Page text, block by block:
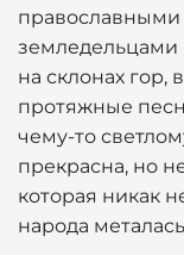
земледельцами
на склонах гор,
протяжные
чему-то
прекрасна, но
которая никак
народа